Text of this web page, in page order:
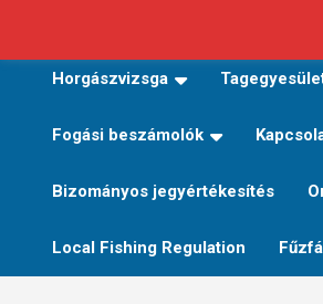
Horgászvizsga
Fogási beszámolók
Bizományos jegyértékesítés
Local Fishing Regulation